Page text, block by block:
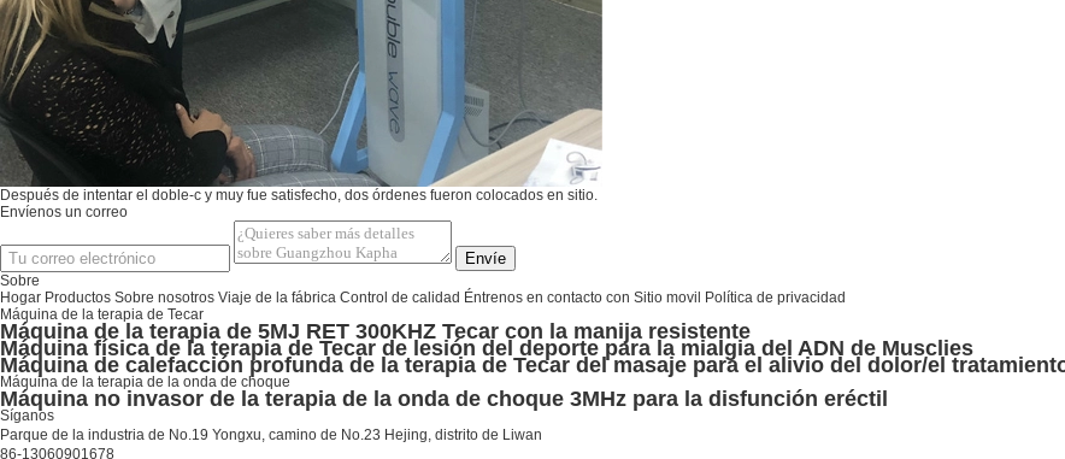
Después de intentar el doble-c y muy fue satisfecho, dos órdenes fueron colocados en sitio.
Envíenos un correo
Envíe
Sobre
Hogar Productos Sobre nosotros Viaje de la fábrica Control de calidad Éntrenos en contacto con Sitio movil
Política de privacidad
Máquina de la terapia de Tecar
Máquina de la terapia de 5MJ RET 300KHZ Tecar con la manija resistente
Máquina física de la terapia de Tecar de lesión del deporte para la mialgia del ADN de Musclies
Máquina de calefacción profunda de la terapia de Tecar del masaje para el alivio del dolor/el
Máquina de la terapia de la onda de choque
Máquina no invasor de la terapia de la onda de choque 3MHz para la disfunción eréctil
Síganos
Parque de la industria de No.19 Yongxu, camino de No.23 Hejing, distrito de Liwan
86-13060901678